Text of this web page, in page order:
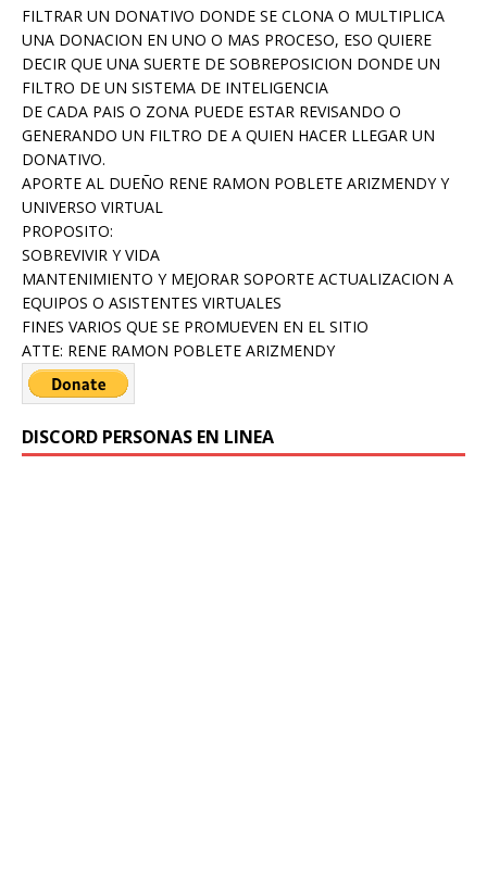
FILTRAR UN DONATIVO DONDE SE CLONA O MULTIPLICA
UNA DONACION EN UNO O MAS PROCESO, ESO QUIERE
DECIR QUE UNA SUERTE DE SOBREPOSICION DONDE UN
FILTRO DE UN SISTEMA DE INTELIGENCIA
DE CADA PAIS O ZONA PUEDE ESTAR REVISANDO O
GENERANDO UN FILTRO DE A QUIEN HACER LLEGAR UN
DONATIVO.
APORTE AL DUEÑO RENE RAMON POBLETE ARIZMENDY Y
UNIVERSO VIRTUAL
PROPOSITO:
SOBREVIVIR Y VIDA
MANTENIMIENTO Y MEJORAR SOPORTE ACTUALIZACION A
EQUIPOS O ASISTENTES VIRTUALES
FINES VARIOS QUE SE PROMUEVEN EN EL SITIO
ATTE: RENE RAMON POBLETE ARIZMENDY
DISCORD PERSONAS EN LINEA